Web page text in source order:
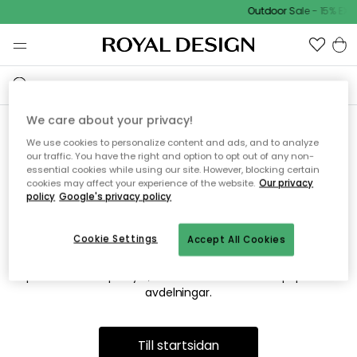
Outdoor Sale - 15%
Vi hittar tyvärr inte sidan du
söker
Detta kan bero på att sidan inte längre finns eller att den har
flyttats. Vi ber om ursäkt för besväret. I menyn ovan kan du
prova att söka på nytt, eller besöka en av våra populära
avdelningar.
Till startsidan
We care about your privacy!
We use cookies to personalize content and ads, and to analyze
our traffic. You have the right and option to opt out of any non-
essential cookies while using our site. However, blocking certain
cookies may affect your experience of the website. Our privacy
policy Google's privacy policy
Accept All Cookies
Cookie Settings